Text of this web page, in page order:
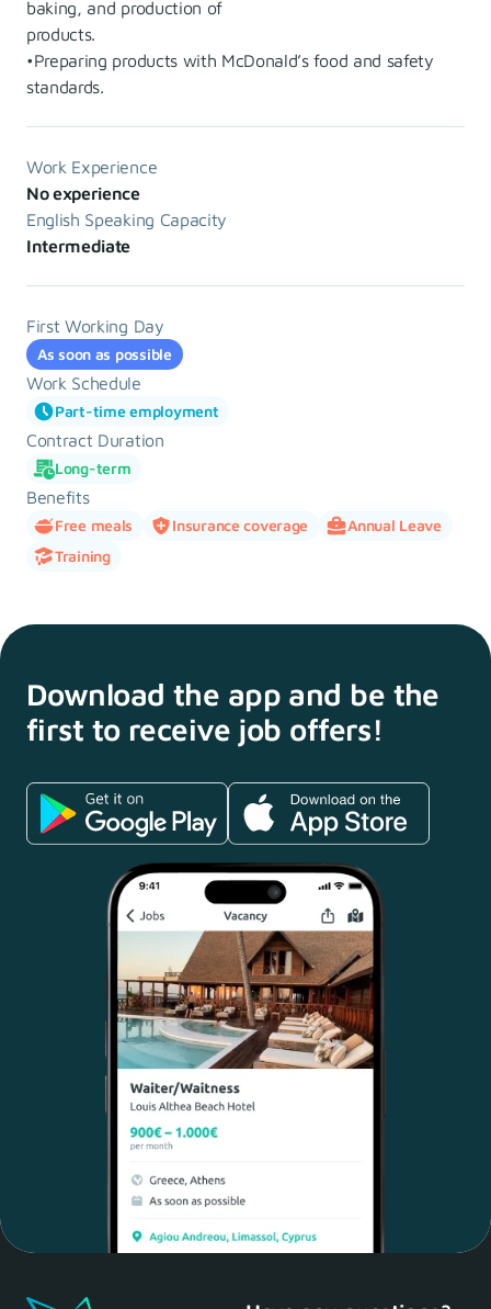
baking, and production of
products.
•Preparing products with McDonald’s food and safety
standards.
Work Experience
No experience
English Speaking Capacity
Intermediate
First Working Day
As soon as possible
Work Schedule
Part-time employment
Contract Duration
Long-term
Benefits
Free meals Insurance coverage
Annual Leave
Training
Download the app and be the
first to receive job offers!